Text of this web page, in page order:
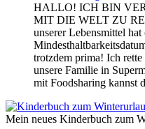
HALLO! ICH BIN
MIT DIE WELT ZU
unserer Lebensmittel hat
trotzdem prima! Ich
unsere Familie in
mit Foodsharing kannst
Mein neues Kinderbuch zum